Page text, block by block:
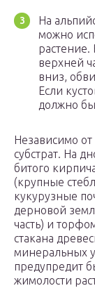
На
можно
растение.
верхней
вниз,
Если
должно
Независимо от
субстрат. На
битого
(крупные
кукурузные
дерновой
часть) и
стакана
минеральных
предупредит
жимолости